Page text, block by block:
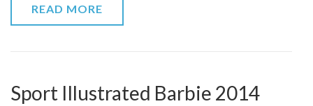
READ MORE
Sport Illustrated Barbie 2014